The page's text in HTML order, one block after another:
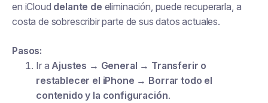
en iCloud delante de eliminación, puede recuperarla, a
costa de sobrescribir parte de sus datos actuales.
Pasos:
Ir aAjustes → General → Transferir o
restablecer el iPhone → Borrar todo el
contenido y la configuración.